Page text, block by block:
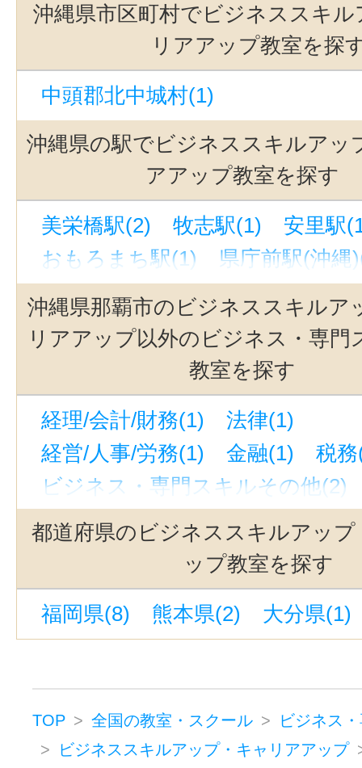
沖縄県市区町村でビジネススキ
リアアップ教室を探
中頭郡北中城村(1)
沖縄県の駅でビジネススキルアッ
アアップ教室を探す
美栄橋駅(2) 牧志駅(1)
安里駅
おもろまち駅(1)
県庁前駅(沖縄
沖縄県那覇市のビジネススキルア
リアアップ以外のビジネス・専門
教室を探す
経理/会計/財務(1)
法律(1)
経営/人事/労務(1)
金融(1)
税
ビジネス・専門スキルその他(2)
都道府県のビジネススキルアッ
ップ教室を探す
福岡県(8) 熊本県(2) 大分県(1)
TOP 全国の教室・スクール
ビジネス
ビジネススキルアップ・キャリアアップ